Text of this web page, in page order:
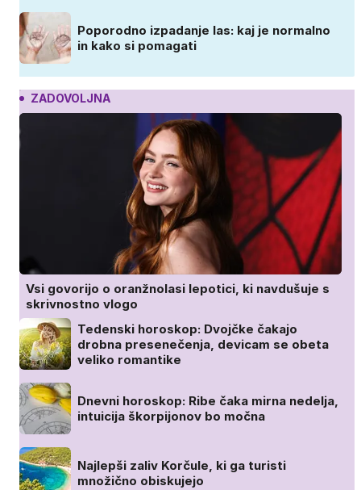
Poporodno izpadanje las: kaj je normalno
in kako si pomagati
ZADOVOLJNA
Vsi govorijo o oranžnolasi lepotici, ki navdušuje s
skrivnostno vlogo
Tedenski horoskop: Dvojčke čakajo
drobna presenečenja, devicam se obeta
veliko romantike
Dnevni horoskop: Ribe čaka mirna nedelja,
intuicija škorpijonov bo močna
Najlepši zaliv Korčule, ki ga turisti
množično obiskujejo